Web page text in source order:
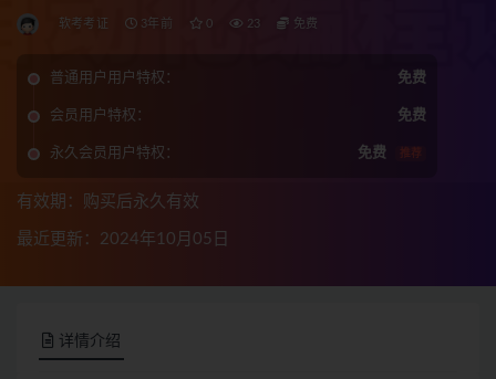
软考考证 3年前 0 23 免费
普通用户用户特权： 免费
会员用户特权： 免费
永久会员用户特权： 免费 推荐
有效期：购买后永久有效
最近更新：2024年10月05日
详情介绍